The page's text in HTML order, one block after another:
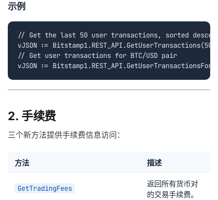
示例
// Get the last 50 user transactions, sorted
vJSON :=
// Get user transactions for BTC/USD pair
vJSON :=
2. 手续费
三个新方法提供手续费信息访问：
方法 描述
GetTradingFees
返回所有货币对
的交易手续费。